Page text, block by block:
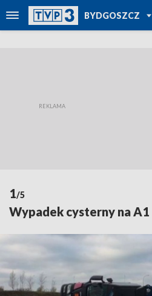
BYDGOSZCZ
TVP REGIONY
1/5
Wypadek cysterny na A1